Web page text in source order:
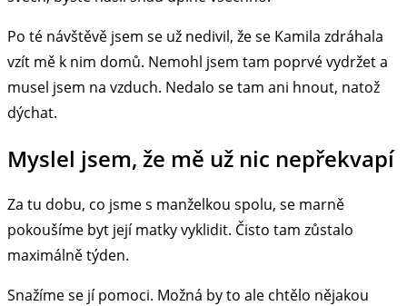
Po té návštěvě jsem se už nedivil, že se Kamila zdráhala
vzít mě k nim domů. Nemohl jsem tam poprvé vydržet a
musel jsem na vzduch. Nedalo se tam ani hnout, natož
dýchat.
Myslel jsem, že mě už nic nepřekvapí
Za tu dobu, co jsme s manželkou spolu, se marně
pokoušíme byt její matky vyklidit. Čisto tam zůstalo
maximálně týden.
Snažíme se jí pomoci. Možná by to ale chtělo nějakou